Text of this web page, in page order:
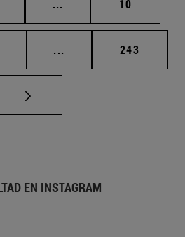
... Páginas intermedias
Página
10
... Páginas intermedias
Página
243
EN INSTAGRAM